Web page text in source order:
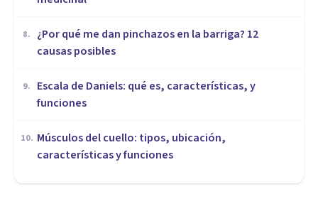
8.
¿Por qué me dan pinchazos en la barriga? 12
causas posibles
9.
Escala de Daniels: qué es, características, y
funciones
10. Músculos del cuello: tipos, ubicación,
características y funciones